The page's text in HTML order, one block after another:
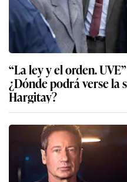
“La ley y el orden.
¿Dónde podrá verse la
Hargitay?